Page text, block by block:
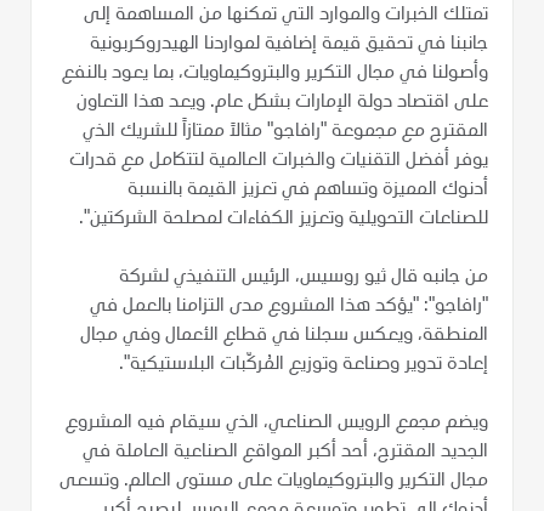
تمتلك الخبرات والموارد التي تمكنها من المساهمة إلى
جانبنا في تحقيق قيمة إضافية لمواردنا الهيدروكربونية
وأصولنا في مجال التكرير والبتروكيماويات، بما يعود بالنفع
على اقتصاد دولة الإمارات بشكل عام. ويعد هذا التعاون
المقترح مع مجموعة "رافاجو" مثالاً ممتازاً للشريك الذي
يوفر أفضل التقنيات والخبرات العالمية لتتكامل مع قدرات
أدنوك المميزة وتساهم في تعزيز القيمة بالنسبة
للصناعات التحويلية وتعزيز الكفاءات لمصلحة الشركتين".
من جانبه قال ثيو روسيس، الرئيس التنفيذي لشركة
"رافاجو": "يؤكد هذا المشروع مدى التزامنا بالعمل في
المنطقة، ويعكس سجلنا في قطاع الأعمال وفي مجال
إعادة تدوير وصناعة وتوزيع المُركّبات البلاستيكية".
ويضم مجمع الرويس الصناعي، الذي سيقام فيه المشروع
الجديد المقترح، أحد أكبر المواقع الصناعية العاملة في
مجال التكرير والبتروكيماويات على مستوى العالم. وتسعى